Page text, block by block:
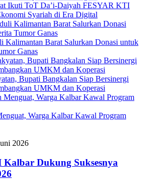
Ikuti ToT Da’i-Daiyah FESYAR KTI
Syariah di Era Digital
Barat Salurkan Donasi untuk
Ganas
Bupati Bangkalan Siap Bersinergi
UMKM dan Koperasi
Warga Kalbar Kawal Program
2026
Kalbar Dukung Suksesnya